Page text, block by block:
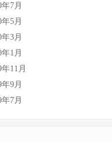
年7月
年5月
年3月
年1月
年11月
年9月
年7月